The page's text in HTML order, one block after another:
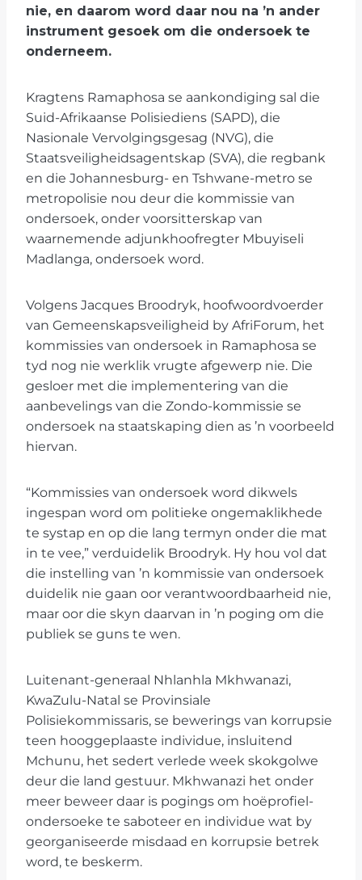
nie, en daarom word daar nou na ’n ander
instrument gesoek om die ondersoek te
onderneem.
Kragtens Ramaphosa se aankondiging sal die
Suid-Afrikaanse Polisiediens (SAPD), die
Nasionale Vervolgingsgesag (NVG), die
Staatsveiligheidsagentskap (SVA), die regbank
en die Johannesburg- en Tshwane-metro se
metropolisie nou deur die kommissie van
ondersoek, onder voorsitterskap van
waarnemende adjunkhoofregter Mbuyiseli
Madlanga, ondersoek word.
Volgens Jacques Broodryk, hoofwoordvoerder
van Gemeenskapsveiligheid by AfriForum, het
kommissies van ondersoek in Ramaphosa se
tyd nog nie werklik vrugte afgewerp nie. Die
gesloer met die implementering van die
aanbevelings van die Zondo-kommissie se
ondersoek na staatskaping dien as ’n voorbeeld
hiervan.
“Kommissies van ondersoek word dikwels
ingespan word om politieke ongemaklikhede
te systap en op die lang termyn onder die mat
in te vee,” verduidelik Broodryk. Hy hou vol dat
die instelling van ’n kommissie van ondersoek
duidelik nie gaan oor verantwoordbaarheid nie,
maar oor die skyn daarvan in ’n poging om die
publiek se guns te wen.
Luitenant-generaal Nhlanhla Mkhwanazi,
KwaZulu-Natal se Provinsiale
Polisiekommissaris, se bewerings van korrupsie
teen hooggeplaaste individue, insluitend
Mchunu, het sedert verlede week skokgolwe
deur die land gestuur. Mkhwanazi het onder
meer beweer daar is pogings om hoëprofiel-
ondersoeke te saboteer en individue wat by
georganiseerde misdaad en korrupsie betrek
word, te beskerm.